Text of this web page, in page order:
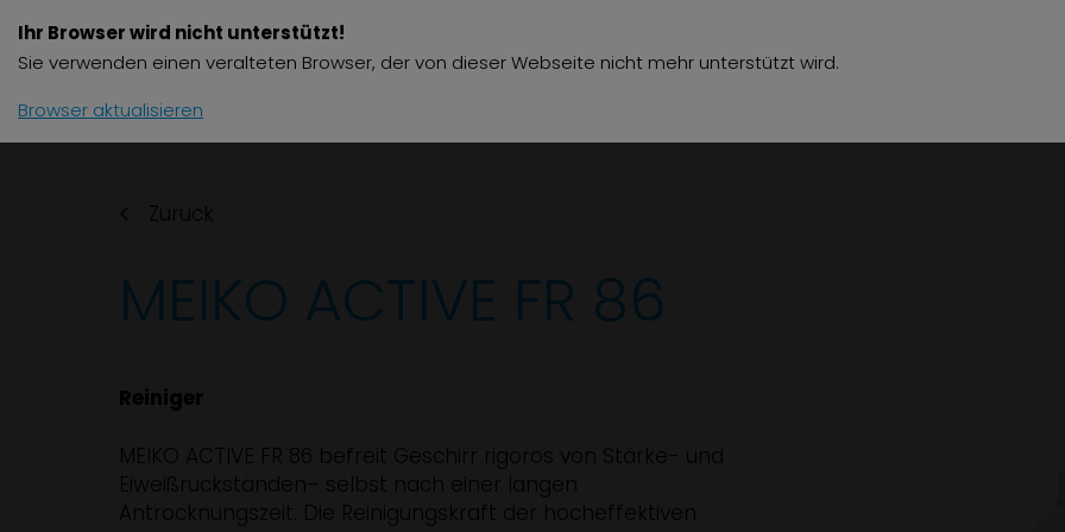
Produkte Zubehör Über uns Jobs
Zurück
MEIKO ACTIVE FR 86
Reiniger
MEIKO ACTIVE FR 86 befreit Geschirr rigoros von Stärke- und
Eiweißrückständen– selbst nach einer langen
Antrocknungszeit. Die Reinigungskraft der hocheffektiven
Ihr Browser wird nicht unterstützt!
Sie verwenden einen veralteten Browser, der von dieser Webseite nicht mehr unterstützt wird.
Browser aktualisieren